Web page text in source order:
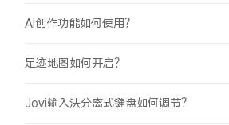
AI创作功能如何使用？
足迹地图如何开启？
Jovi输入法分离式键盘如何调节？